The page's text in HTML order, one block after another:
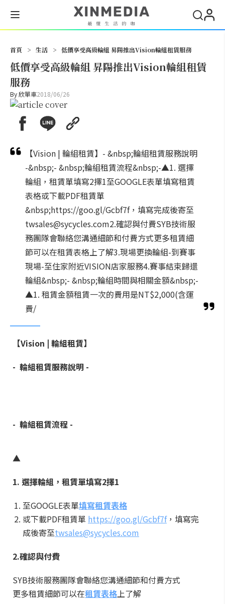
首頁 > 生活 > 低價享受高級輪組 昇陽推出Vision輪組租賃服務
低價享受高級輪組 昇陽推出Vision輪組租賃
服務
By欣單車2018/06/26
【Vision | 輪組租賃】- &nbsp;輪組租賃服務說明
-&nbsp;- &nbsp;輪組租賃流程&nbsp;-▲1. 選擇
輪組，租賃單填寫2擇1至GOOGLE表單填寫租賃
表格或下載PDF租賃單
&nbsp;https://goo.gl/Gcbf7f，填寫完成後寄至
twsales@sycycles.com2.確認與付費SYB技術服
務團隊會聯絡您溝通細節和付費方式更多租賃細
節可以在租賃表格上了解3.現場更換輪組-到賽事
現場-至住家附近VISION店家服務4.賽事結束歸還
輪組&nbsp;- &nbsp;輪組時間與相關金額&nbsp;-
▲1. 租賃金額租賃一次的費用是NT$2,000(含運
費/
【Vision | 輪組租賃】
- 輪組租賃服務說明 -
- 輪組租賃流程 -
▲
1. 選擇輪組，租賃單填寫2擇1
至GOOGLE表單填寫租賃表格
或下載PDF租賃單 https://goo.gl/Gcbf7f，填寫完
成後寄至twsales@sycycles.com
2.確認與付費
SYB技術服務團隊會聯絡您溝通細節和付費方式
更多租賃細節可以在租賃表格上了解